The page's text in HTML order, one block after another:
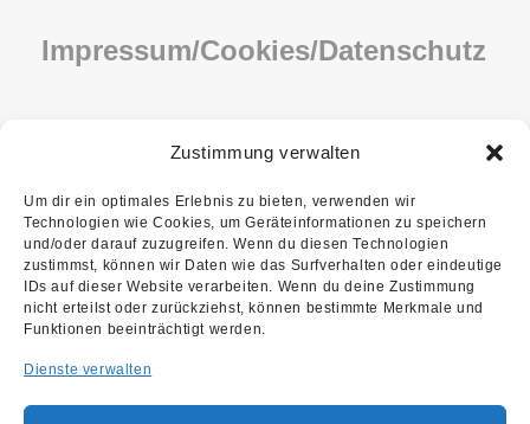
Zustimmung verwalten
Um dir ein optimales Erlebnis zu bieten, verwenden wir
Technologien wie Cookies, um Geräteinformationen zu speichern
und/oder darauf zuzugreifen. Wenn du diesen Technologien
zustimmst, können wir Daten wie das Surfverhalten oder eindeutige
IDs auf dieser Website verarbeiten. Wenn du deine Zustimmung
nicht erteilst oder zurückziehst, können bestimmte Merkmale und
Funktionen beeinträchtigt werden.
Dienste verwalten
Impressum/Cookies/Datenschutz
DATENSCHUTZ